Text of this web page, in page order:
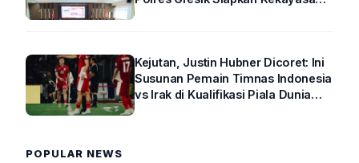
Kejutan, Justin Hubner Dicoret: Ini
Susunan Pemain Timnas Indonesia
vs Irak di Kualifikasi Piala Dunia
POPULAR NEWS